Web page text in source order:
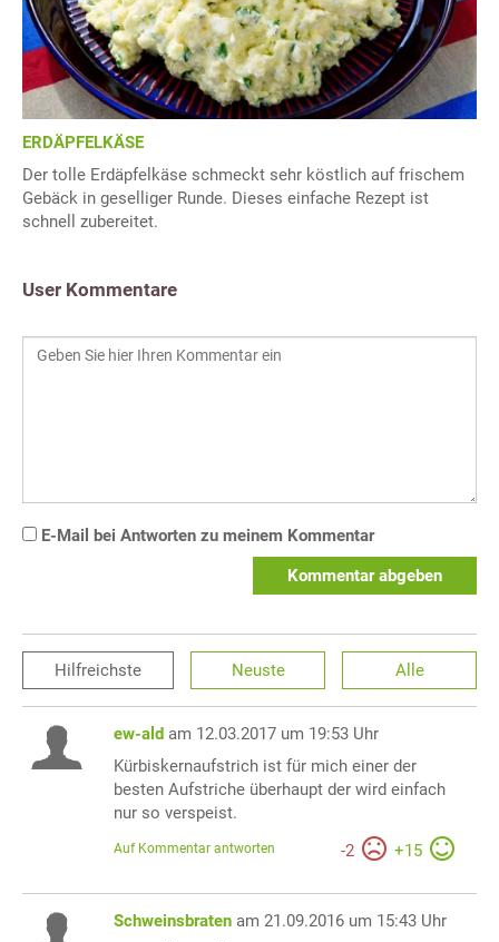
ERDÄPFELKÄSE
Der tolle Erdäpfelkäse schmeckt sehr köstlich auf frischem
Gebäck in geselliger Runde. Dieses einfache Rezept ist
schnell zubereitet.
User Kommentare
E-Mail bei Antworten zu meinem Kommentar
Kommentar abgeben
Hilfreichste Neuste Alle
ew-ald am 12.03.2017 um 19:53 Uhr
Kürbiskernaufstrich ist für mich einer der
besten Aufstriche überhaupt der wird einfach
nur so verspeist.
-2 +15
Auf Kommentar antworten
Schweinsbraten am 21.09.2016 um 15:43 Uhr